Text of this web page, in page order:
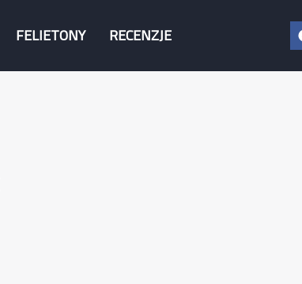
FELIETONY RECENZJE